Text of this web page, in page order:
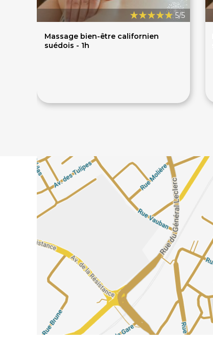
5/5
Massage bien-être californien
suédois - 1h